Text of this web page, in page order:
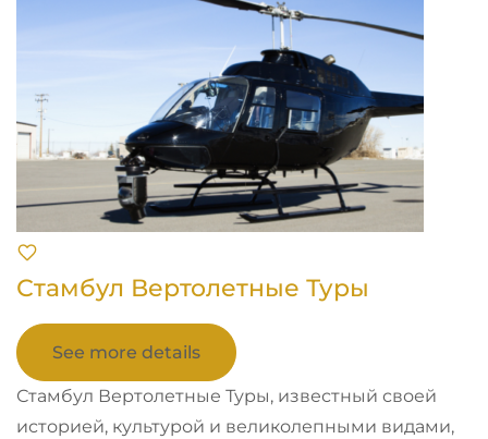
Стамбул Вертолетные Туры
See more details
Стамбул Вертолетные Туры, известный своей
историей, культурой и великолепными видами,